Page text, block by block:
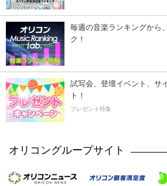
毎週の音楽ランキングから
ク！
試写会、登壇イベント、サ
ト！
プレゼント特集
オリコングループサイト